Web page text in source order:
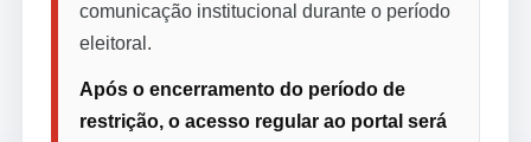
comunicação institucional durante o período
eleitoral.
Após o encerramento do período de
restrição, o acesso regular ao portal será